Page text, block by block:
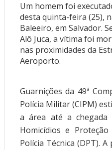
Um homem foi
desta quinta-feira (25),
Baleeiro, em Salvador.
Alô Juca, a vítima foi
nas proximidades da
Aeroporto.
Guarnições da 49ª
Polícia Militar (CIPM)
a área até a chegada
Homicídios e
Polícia Técnica (DPT).